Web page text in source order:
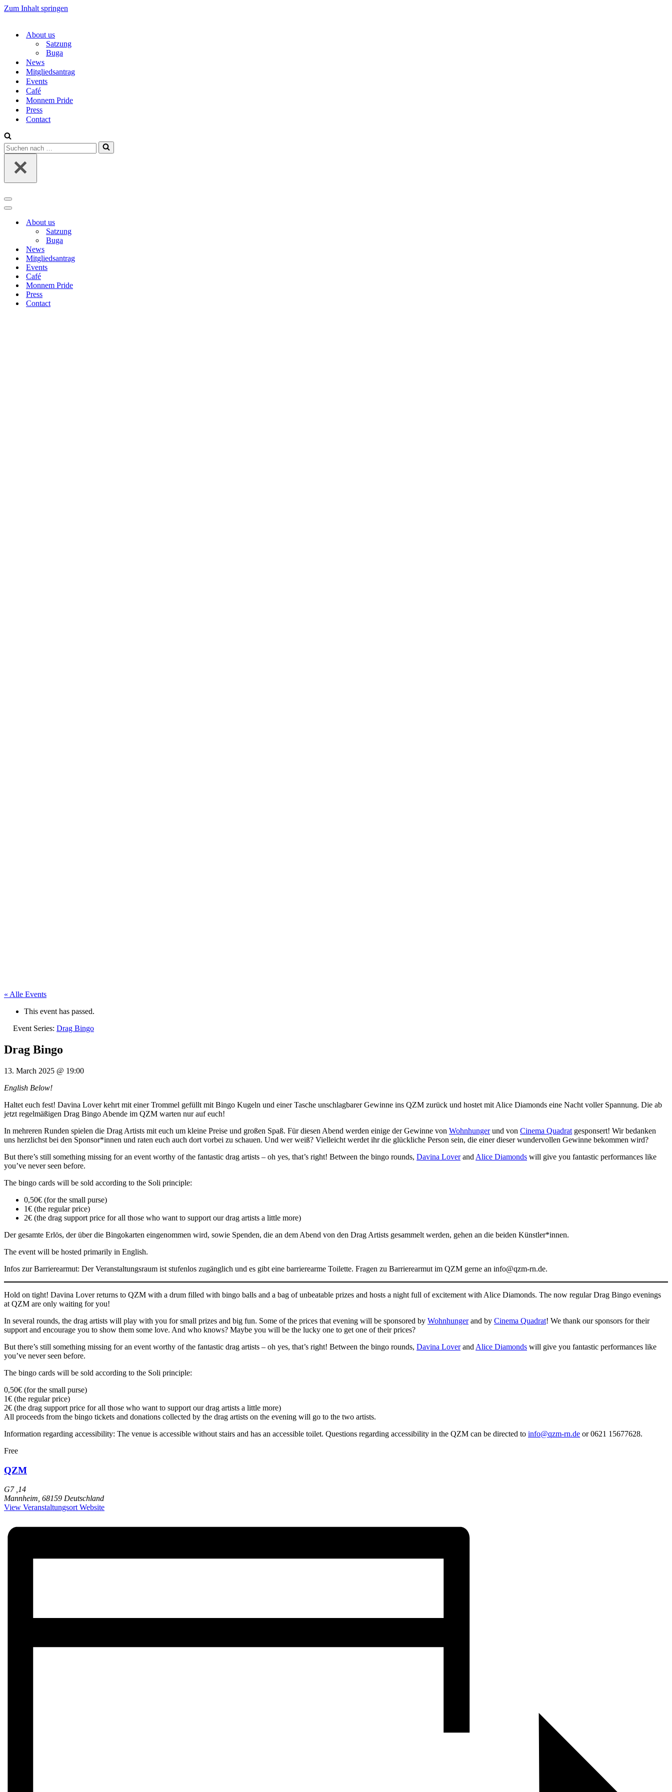
Zum Inhalt springen
About us
Satzung
Buga
News
Mitgliedsantrag
Events
Café
Monnem Pride
Press
Contact
Suchen
nach …
Navigations-
Menü
Navigations-
About us
Satzung
Buga
News
Mitgliedsantrag
Events
Café
Monnem Pride
Press
Contact
« Alle Events
This event has passed.
Event Series: Drag Bingo
Drag Bingo
13. March 2025 @ 19:00
English Below!
Haltet euch fest! Davina Lover kehrt mit einer Trommel gefüllt mit Bingo Kugeln und einer Tasche unschlagbarer Gewinne ins QZM zurück und hostet mit Alice Diamonds eine Nacht voller Spannung. Die ab
jetzt regelmäßigen Drag Bingo Abende im QZM warten nur auf euch!
In mehreren Runden spielen die Drag Artists mit euch um kleine Preise und großen Spaß. Für diesen Abend werden einige der Gewinne von Wohnhungerund von Cinema Quadrat gesponsert! Wir bedanken
uns herzlichst bei den Sponsor*innen und raten euch auch dort vorbei zu schauen. Und wer weiß? Vielleicht werdet ihr die glückliche Person sein, die einer dieser wundervollen Gewinne bekommen wird?
But there’s still something missing for an event worthy of the fantastic drag artists – oh yes, that’s right! Between the bingo rounds, Davina Loverand Alice Diamonds will give you fantastic performances like
you’ve never seen before.
The bingo cards will be sold according to the Soli principle:
0,50€ (for the small purse)
1€ (the regular price)
2€ (the drag support price for all those who want to support our drag artists a little more)
Der gesamte Erlös, der über die Bingokarten eingenommen wird, sowie Spenden, die an dem Abend von den Drag Artists gesammelt werden, gehen an die beiden Künstler*innen.
The event will be hosted primarily in English.
Infos zur Barrierearmut: Der Veranstaltungsraum ist stufenlos zugänglich und es gibt eine barrierearme Toilette. Fragen zu Barrierearmut im QZM gerne an info@qzm-rn.de.
Hold on tight! Davina Lover returns to QZM with a drum filled with bingo balls and a bag of unbeatable prizes and hosts a night full of excitement with Alice Diamonds. The now regular Drag Bingo evenings
at QZM are only waiting for you!
In several rounds, the drag artists will play with you for small prizes and big fun. Some of the prices that evening will be sponsored by Wohnhungerand by Cinema Quadrat! We thank our sponsors for their
support and encourage you to show them some love. And who knows? Maybe you will be the lucky one to get one of their prices?
But there’s still something missing for an event worthy of the fantastic drag artists – oh yes, that’s right! Between the bingo rounds, Davina Loverand Alice Diamonds will give you fantastic performances like
you’ve never seen before.
The bingo cards will be sold according to the Soli principle:
0,50€ (for the small purse)
1€ (the regular price)
2€ (the drag support price for all those who want to support our drag artists a little more)
All proceeds from the bingo tickets and donations collected by the drag artists on the evening will go to the two artists.
Information regarding accessibility: The venue is accessible without stairs and has an accessible toilet. Questions regarding accessibility in the QZM can be directed to info@qzm-rn.de or 0621 15677628.
Free
QZM
G7 ,14
Mannheim 68159 Deutschland
View Veranstaltungsort Website